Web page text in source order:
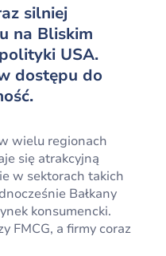
silniej
na Bliskim
USA.
dostępu do
wielu regionach
się atrakcyjną
w sektorach takich
Bałkany
konsumencki.
FMCG, a firmy coraz